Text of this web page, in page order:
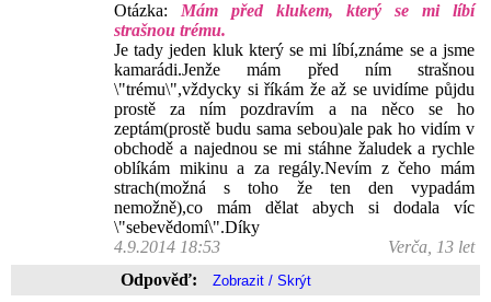
Otázka: Mám před klukem, který se mi líbí
strašnou trému.
Je tady jeden kluk který se mi líbí,známe se a jsme
kamarádi.Jenže mám před ním strašnou
\"trému\",vždycky si říkám že až se uvidíme půjdu
prostě za ním pozdravím a na něco se ho
zeptám(prostě budu sama sebou)ale pak ho vidím v
obchodě a najednou se mi stáhne žaludek a rychle
oblíkám mikinu a za regály.Nevím z čeho mám
strach(možná s toho že ten den vypadám
nemožně),co mám dělat abych si dodala víc
\"sebevědomí\".Díky
4.9.2014 18:53
Verča, 13 let
Odpověď: